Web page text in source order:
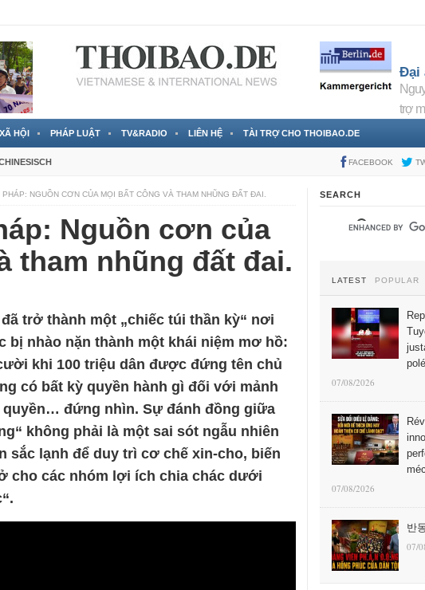
Đại
trợ
XÃ HỘI PHÁP LUẬT TV&RADIO LIÊN HỆ TÀI TRỢ CHO THOIBAO.DE
FACEBOOK
NGUỒN CƠN CỦA MỌI BẤT CÔNG VÀ THAM NHŨNG ĐẤT ĐAI.
Nguồn cơn của
tham nhũng đất đai.
trở thành một „chiếc túi thần kỳ“ nơi
bị nhào nặn thành một khái niệm mơ hồ:
khi 100 triệu dân được đứng tên chủ
có bất kỳ quyền hành gì đối với mảnh
đứng nhìn. Sự đánh đồng giữa
không phải là một sai sót ngẫu nhiên
sắc lạnh để duy trì cơ chế xin-cho, biến
cho các nhóm lợi ích chia chác dưới
SEARCH
LATEST POPULAR
07/08/2026
07/08/2026
반
07/